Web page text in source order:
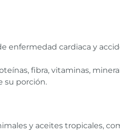
enfermedad cardiaca y
fibra, vitaminas,
su porción.
y aceites tropicales,